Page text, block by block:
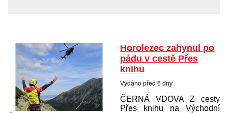
Horolezec zahynul po
pádu v cestě Přes
knihu
Vydáno před 6 dny
ČERNÁ VDOVA Z cesty
Přes knihu na Východní